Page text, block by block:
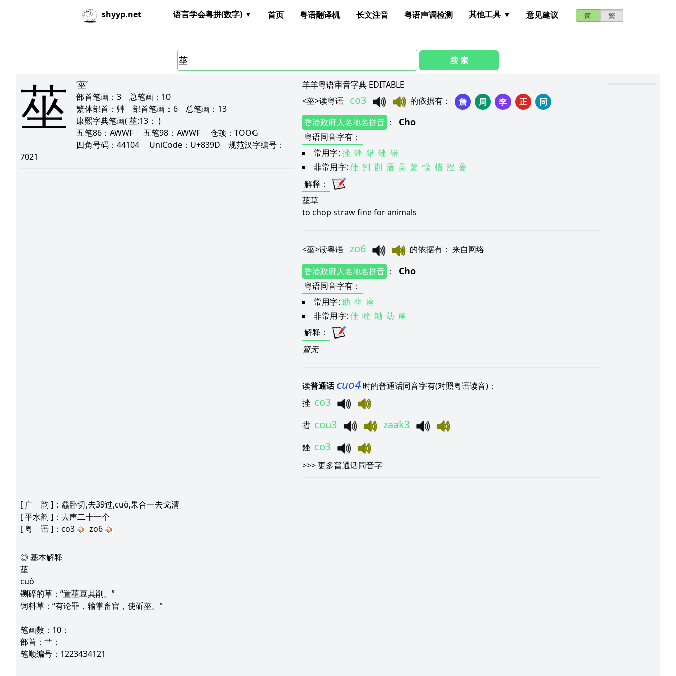
shyyp.net 简 繁
语言学会粤拼(数字) 首页 粤语翻译机 长文注音 粤语声调检测 其他工具 意见建议
搜 索
莝
‘莝’
部首笔画： 3 总笔画： 10
繁体部首： 艸 部首笔画： 6 总笔画： 13
康熙字典笔画( 莝:13； )
五笔86： AWWF 五笔98： AWWF 仓颉： TOOG
四角号码： 44104 UniCode： U+839D 规范汉字编号：
7021
羊羊粤语审音字典 EDITABLE
<莝>读粤语 co3 的依据有 ： 詹 周 李 正
同
香港政府人名地名拼音 ： Cho
粤语同音字有 ：
常用字: 挫 銼 錯 锉 错
非常用字: 侳 剉 剒 厝 喿 夎 懆 棤 脞 蓌
解释 ：
莝草
to chop straw fine for animals
<莝>读粤语 zo6 的依据有 ： 来自网络
香港政府人名地名拼音 ： Cho
粤语同音字有 ：
常用字: 助 坐 座
非常用字: 侳 唑 耡 莇 蓙
解释 ：
暂无
读普通话 cuo4 时的普通话同音字有(对照粤语读音)：
挫 co3
措 cou3 zaak3
銼 co3
>>>更多普通话同音字
[ 广 韵 ]：麤卧切,去39过,cuò,果合一去戈清
[平水韵 ]：去声二十一个
[粤 语]：co3 zo6
◎ 基本解释
莝
cuò
铡碎的草：“置莝豆其削。”
饲料草：“有论罪，输掌畜官，使斫莝。”
笔画数：10；
部首：艹；
笔顺编号：1223434121